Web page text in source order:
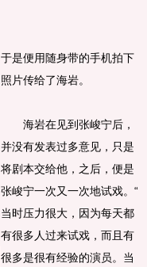
于是便用随身带的手机拍下
照片传给了海岩。
海岩在见到张峻宁后，
并没有发表过多意见，只是
将剧本交给他，之后，便是
张峻宁一次又一次地试戏。“
当时压力很大，因为每天都
有很多人过来试戏，而且有
很多是很有经验的演员。当